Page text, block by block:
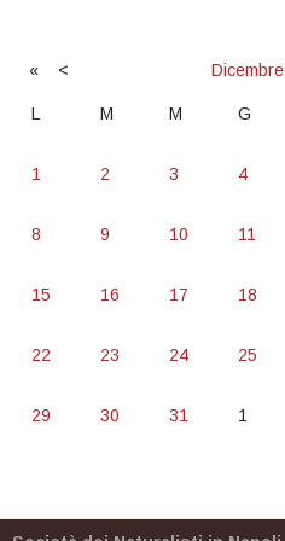
« < Dicembre
L M M G
1 2 3 4
8 9 10 11
15 16 17 18
22 23 24 25
29 30 31 1